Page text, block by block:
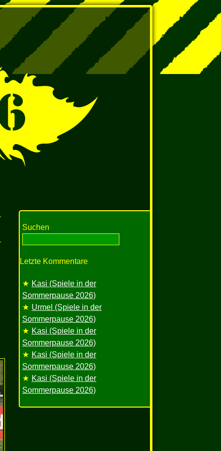
Suchen
Letzte Kommentare
Kasi (Spiele in der
Sommerpause 2026)
Urmel (Spiele in der
Sommerpause 2026)
Kasi (Spiele in der
Sommerpause 2026)
Kasi (Spiele in der
Sommerpause 2026)
Kasi (Spiele in der
Sommerpause 2026)